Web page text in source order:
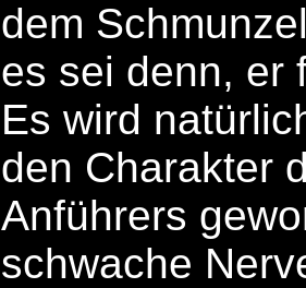
dem
es sei denn, er
Es wird
den Charakter
Anführers
schwache